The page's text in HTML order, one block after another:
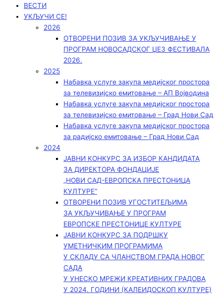
ВЕСТИ
УКЉУЧИ СЕ!
2026
ОТВОРЕНИ ПОЗИВ ЗА УКЉУЧИВАЊЕ У
ПРОГРАМ НОВОСАДСКОГ ЏЕЗ ФЕСТИВАЛА
2026.
2025
Набавка услуге закупа медијског простора
за телевизијско емитовање – АП Војводинa
Набавка услуге закупа медијског простора
за телевизијско емитовање – Град Нови Сад
Набавка услуге закупа медијског простора
за радијско емитовање – Град Нови Сад
2024
ЈАВНИ КОНКУРС ЗА ИЗБОР КАНДИДАТА
ЗА ДИРЕКТОРА ФОНДАЦИЈЕ
„НОВИ САД-ЕВРОПСКА ПРЕСТОНИЦА
КУЛТУРЕ“
ОТВОРЕНИ ПОЗИВ УГОСТИТЕЉИМА
ЗА УКЉУЧИВАЊЕ У ПРОГРАМ
ЕВРОПСКЕ ПРЕСТОНИЦЕ КУЛТУРЕ
ЈАВНИ КОНКУРС ЗА ПОДРШКУ
УМЕТНИЧКИМ ПРОГРАМИМА
У СКЛАДУ СА ЧЛАНСТВОМ ГРАДА НОВОГ
САДА
У УНЕСКО МРЕЖИ КРЕАТИВНИХ ГРАДОВА
У 2024. ГОДИНИ (КАЛЕИДОСКОП КУЛТУРЕ)